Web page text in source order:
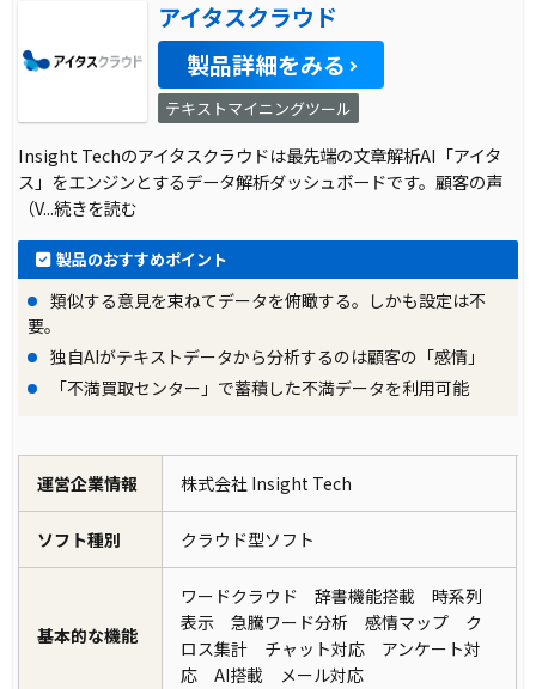
アイタスクラウド
製品詳細をみる
テキストマイニングツール
Insight Techのアイタスクラウドは最先端の文章解析AI「アイタ
ス」をエンジンとするデータ解析ダッシュボードです。顧客の声
（V...続きを読む
製品のおすすめポイント
類似する意見を束ねてデータを俯瞰する。しかも設定は不
要。
独自AIがテキストデータから分析するのは顧客の「感情」
「不満買取センター」で蓄積した不満データを利用可能
運営企業情報 株式会社 Insight Tech
ソフト種別 クラウド型ソフト
基本的な機能
ワードクラウド 辞書機能搭載 時系列
表示 急騰ワード分析 感情マップ ク
ロス集計 チャット対応 アンケート対
応 AI搭載 メール対応